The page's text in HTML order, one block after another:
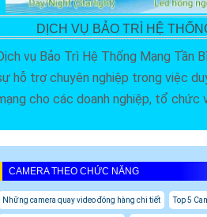
DỊCH VỤ BẢO TRÌ HỆ
vụ Bảo Trì Hệ Thống Mạng Tần
hỗ trợ chuyên nghiệp trong việc
cho các doanh nghiệp, tổ chức
CAMERA THEO CHỨC NĂNG
Những camera quay video đóng hàng chi tiết Top 5